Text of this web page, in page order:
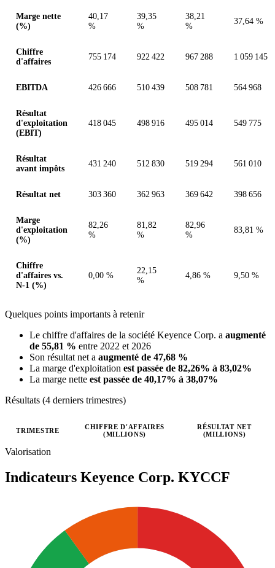
Marge nette
(%)
40,17
%
39,35
%
38,21
%
37,64 %
Chiffre
d'affaires
755 174 922 422 967 288 1 059 145
EBITDA 426 666 510 439 508 781 564 968
Résultat
d'exploitation
(EBIT)
418 045 498 916 495 014 549 775
Résultat
avant impôts
431 240 512 830 519 294 561 010
Résultat net 303 360 362 963 369 642 398 656
Marge
d'exploitation
(%)
82,26
%
81,82
%
82,96
%
83,81 %
Chiffre
d'affaires vs.
N-1 (%)
0,00 %
22,15
%
4,86 % 9,50 %
Quelques points importants à retenir
Le chiffre d'affaires de la société Keyence Corp. a augmenté
de 55,81 % entre 2022 et 2026
Son résultat net a augmenté de 47,68 %
La marge d'exploitation est passée de 82,26% à 83,02%
La marge nette est passée de 40,17% à 38,07%
Résultats (4 derniers trimestres)
Valeurs trimestrielles en millions (yen japonais)
TRIMESTRE
CHIFFRE D'AFFAIRES
(MILLIONS)
RÉSULTAT NET
(MILLIONS)
Valorisation
Indicateurs Keyence Corp. KYCCF